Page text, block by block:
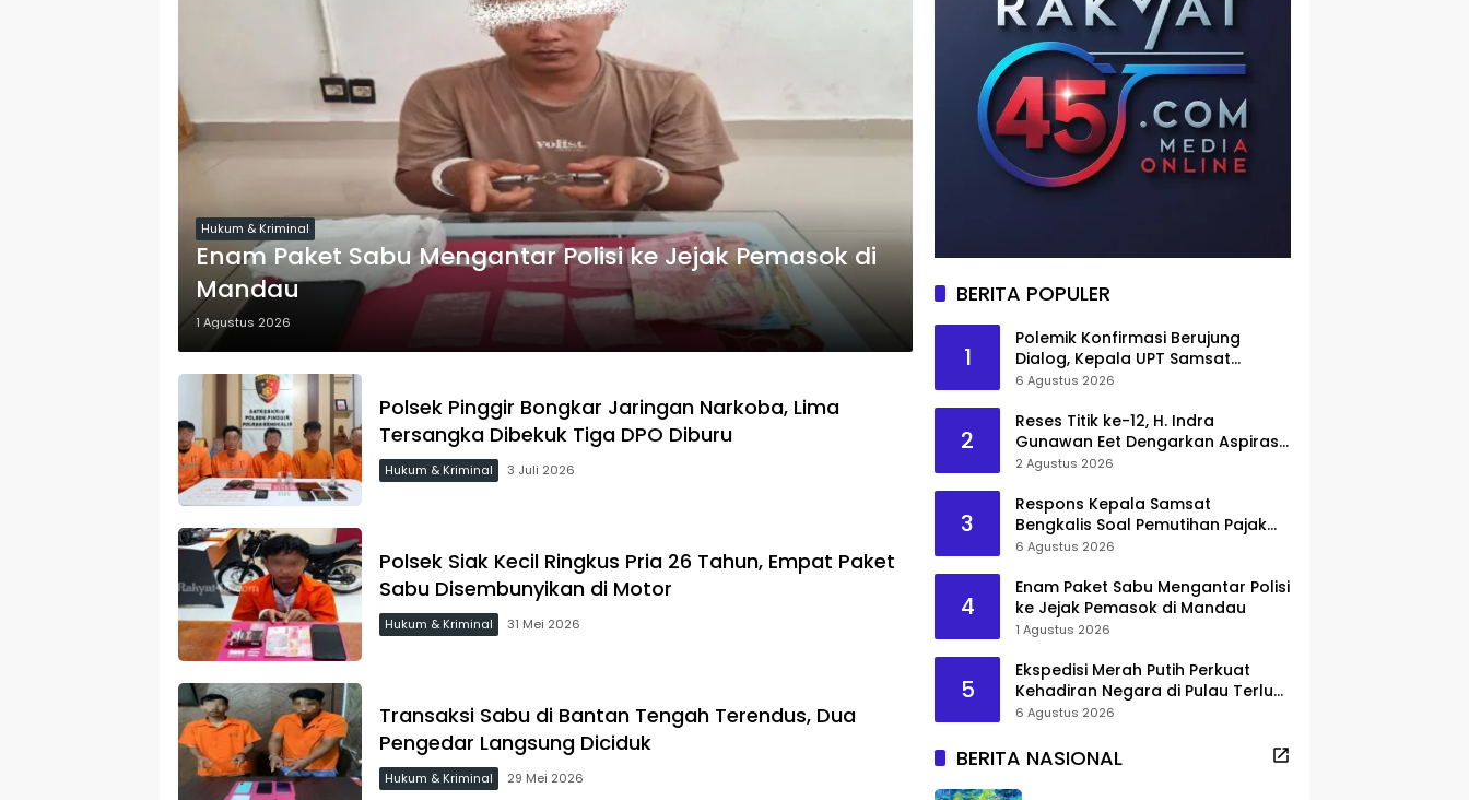
Hukum & Kriminal
Enam Paket Sabu Mengantar Polisi ke Jejak Pemasok di
Mandau
1 Agustus 2026
Polsek Pinggir Bongkar Jaringan Narkoba, Lima
Tersangka Dibekuk Tiga DPO Diburu
Hukum & Kriminal 3 Juli 2026
Polsek Siak Kecil Ringkus Pria 26 Tahun, Empat Paket
Sabu Disembunyikan di Motor
Hukum & Kriminal 31 Mei 2026
Transaksi Sabu di Bantan Tengah Terendus, Dua
Pengedar Langsung Diciduk
Hukum & Kriminal 29 Mei 2026
BERITA POPULER
1
Polemik Konfirmasi Berujung
Dialog, Kepala UPT Samsat
Bengkalis Minta Maaf
6 Agustus 2026
2
Reses Titik ke-12, H. Indra
Gunawan Eet Dengarkan Aspirasi
Senggoro
2 Agustus 2026
3
Respons Kepala Samsat
Bengkalis Soal Pemutihan Pajak
Disorot
6 Agustus 2026
4
Enam Paket Sabu Mengantar Polisi
ke Jejak Pemasok di Mandau
1 Agustus 2026
5
Ekspedisi Merah Putih Perkuat
Kehadiran Negara di Pulau Terluar
Rupat
6 Agustus 2026
BERITA NASIONAL